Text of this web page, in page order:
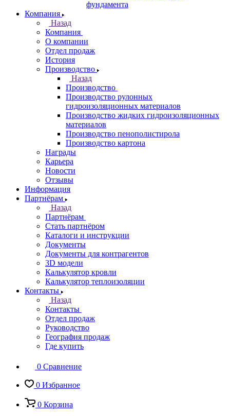
фундамента
Компания
Назад
Компания
О компании
Отдел продаж
История
Производство
Назад
Производство
Производство рулонных
гидроизоляционных материалов
Производство жидких гидроизоляционных
материалов
Производство пенополистирола
Производство картона
Награды
Карьера
Новости
Отзывы
Информация
Партнёрам
Назад
Партнёрам
Стать партнёром
Каталоги и инструкции
Документы
Документы для контрагентов
3D модели
Калькулятор кровли
Калькулятор теплоизоляции
Контакты
Назад
Контакты
Отдел продаж
Руководство
География продаж
Где купить
0 Сравнение
0 Избранное
0 Корзина